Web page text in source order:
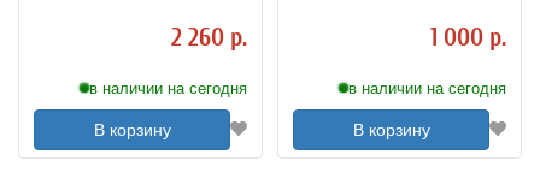
2 260 р.
в наличии на сегодня
В корзину
1 000 р.
в наличии на сегодня
В корзину